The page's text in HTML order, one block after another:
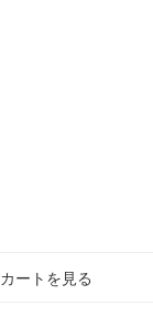
カートを見る